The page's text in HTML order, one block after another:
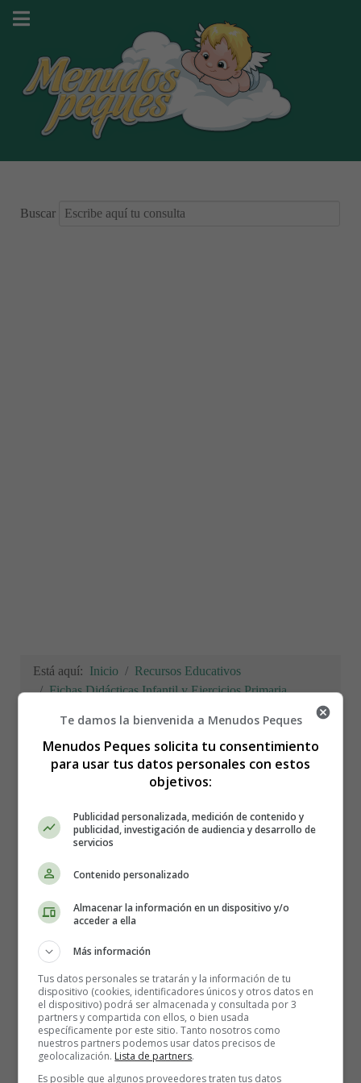
Buscar
Está aquí: Inicio
Recursos Educativos
Fichas Didácticas Infantil y Ejercicios Primaria,
Comprensión lectora y escritura
La abeja y la miel
La abeja y la miel
Educación infantil -
Compresión lectora y
escritura
Recursos educativos-Fichas didácticas
Elige la palabra que falta y escríbela en el espacio.
Dibuja a la abeja junto a su amigo.
Te damos la bienvenida a Menudos Peques
Menudos Peques solicita tu consentimiento
para usar tus datos personales con estos
objetivos:
Publicidad personalizada, medición de contenido y
publicidad, investigación de audiencia y desarrollo de
servicios
Contenido personalizado
Almacenar la información en un dispositivo y/o
acceder a ella
Más información
Tus datos personales se tratarán y la información de tu
dispositivo (cookies, identificadores únicos y otros datos en
el dispositivo) podrá ser almacenada y consultada por 3
partners y compartida con ellos, o bien usada
específicamente por este sitio. Tanto nosotros como
nuestros partners podemos usar datos precisos de
geolocalización. Lista de partners.
Es posible que algunos proveedores traten tus datos